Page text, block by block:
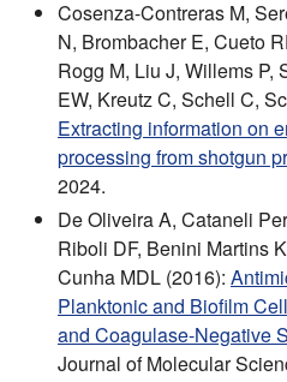
Cosenza-Contreras M,
N, Brombacher E, Cueto
Rogg M, Liu J, Willems P,
EW, Kreutz C, Schell C,
Extracting information on
processing from shotgun
2024.
De Oliveira A, Cataneli
Riboli DF, Benini Martins
Cunha MDL (2016):
Planktonic and Biofilm
and Coagulase-Negative
Journal of Molecular